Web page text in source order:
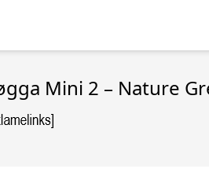
Mini 2 – Nature